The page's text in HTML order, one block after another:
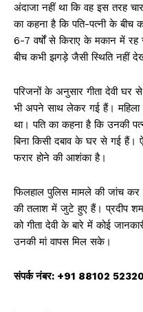
अंदाजा नहीं था कि वह इस तरह
का कहना है कि पति-पत्नी के बीच
6-7 वर्षों से किराए के मकान में
बीच कभी झगड़े जैसी स्थिति नहीं
परिजनों के अनुसार गीता देवी
भी अपने साथ लेकर गई हैं। महिला
था। पति का कहना है कि उनकी
बिना किसी दबाव के घर से गई
फरार होने की आशंका है।
फिलहाल पुलिस मामले की जांच कर
की तलाश में जुटे हुए हैं। प्रदीप
को गीता देवी के बारे में कोई
उनकी मां वापस मिल सके।
संपर्क नंबर: +91 88102 52320